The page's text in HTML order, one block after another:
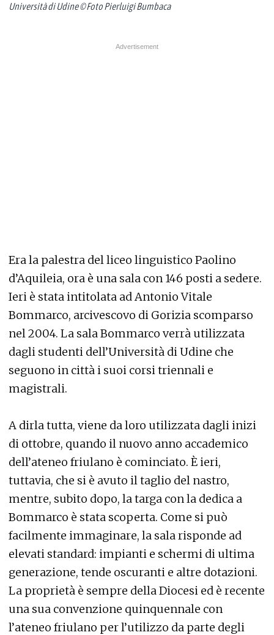
Università di Udine © Foto Pierluigi Bumbaca
Era la palestra del liceo linguistico Paolino
d’Aquileia, ora è una sala con 146 posti a sedere.
Ieri è stata intitolata ad Antonio Vitale
Bommarco, arcivescovo di Gorizia scomparso
nel 2004. La sala Bommarco verrà utilizzata
dagli studenti dell’Università di Udine che
seguono in città i suoi corsi triennali e
magistrali.
A dirla tutta, viene da loro utilizzata dagli inizi
di ottobre, quando il nuovo anno accademico
dell’ateneo friulano è cominciato. È ieri,
tuttavia, che si è avuto il taglio del nastro,
mentre, subito dopo, la targa con la dedica a
Bommarco è stata scoperta. Come si può
facilmente immaginare, la sala risponde ad
elevati standard: impianti e schermi di ultima
generazione, tende oscuranti e altre dotazioni.
La proprietà è sempre della Diocesi ed è recente
una sua convenzione quinquennale con
l’ateneo friulano per l’utilizzo da parte degli